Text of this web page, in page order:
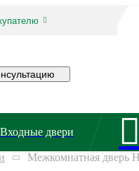
Входные двери
Межкомнатная дверь